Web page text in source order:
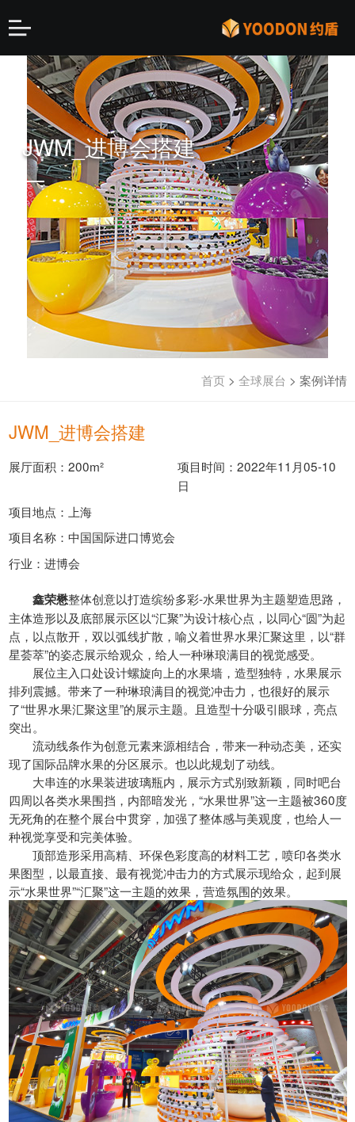
JWM_进博会搭建
首页 > 全球展台 > 案例详情
JWM_进博会搭建
展厅面积：200m²
项目时间：2022年11月05-10
日
项目地点：上海
项目名称：中国国际进口博览会
行业：进博会
鑫荣懋整体创意以打造缤纷多彩-水果世界为主题塑造思路，
主体造形以及底部展示区以“汇聚”为设计核心点，以同心“圆”为起
点，以点散开，双以弧线扩散，喻义着世界水果汇聚这里，以“群
星荟萃”的姿态展示给观众，给人一种琳琅满目的视觉感受。
展位主入口处设计螺旋向上的水果墙，造型独特，水果展示
排列震撼。带来了一种琳琅满目的视觉冲击力，也很好的展示
了“世界水果汇聚这里”的展示主题。且造型十分吸引眼球，亮点
突出。
流动线条作为创意元素来源相结合，带来一种动态美，还实
现了国际品牌水果的分区展示。也以此规划了动线。
大串连的水果装进玻璃瓶内，展示方式别致新颖，同时吧台
四周以各类水果围挡，内部暗发光，“水果世界”这一主题被360度
无死角的在整个展台中贯穿，加强了整体感与美观度，也给人一
种视觉享受和完美体验。
顶部造形采用高精、环保色彩度高的材料工艺，喷印各类水
果图型，以最直接、最有视觉冲击力的方式展示现给众，起到展
示“水果世界”“汇聚”这一主题的效果，营造氛围的效果。